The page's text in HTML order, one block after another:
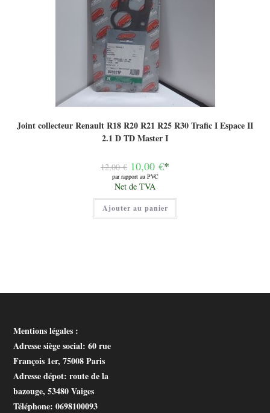
Joint collecteur Renault R18 R20 R21 R25 R30 Trafic I Espace II
2.1 D TD Master I
12,00€ Le
prix
initial
était :
12,00 €.
10,00 €*
par rapport au PVC
Le
prix
actuel
est :
10,00 €.
Net de TVA
Ajouter au panier
Mentions légales :
Adresse siège social: 60 rue
François 1er, 75008 Paris
Adresse dépot: route de la
bazouge, 53480 Vaiges
Téléphone: 0698100093